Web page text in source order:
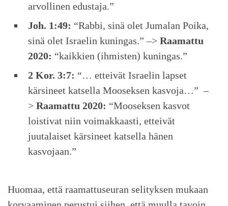
arvollinen edustaja.”
Joh. 1:49: “Rabbi, sinä olet Jumalan Poika,
sinä olet Israelin kuningas.” –> Raamattu
2020: “kaikkien (ihmisten) kuningas.”
2 Kor. 3:7: “… etteivät Israelin lapset
kärsineet katsella Mooseksen kasvoja…” –
> Raamattu 2020: “Mooseksen kasvot
loistivat niin voimakkaasti, etteivät
juutalaiset kärsineet katsella hänen
kasvojaan.”
Huomaa, että raamattuseuran selityksen mukaan